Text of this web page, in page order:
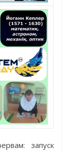
запуск